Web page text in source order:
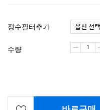
정수필터추가
수량